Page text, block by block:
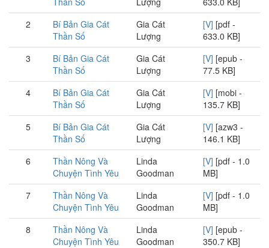
2
Bí Bản Gia Cát
Thần Số
Gia Cát
Lượng
[V] [pdf -
633.0 KB]
3
Bí Bản Gia Cát
Thần Số
Gia Cát
Lượng
[V] [epub -
77.5 KB]
4
Bí Bản Gia Cát
Thần Số
Gia Cát
Lượng
[V] [mobi -
135.7 KB]
5
Bí Bản Gia Cát
Thần Số
Gia Cát
Lượng
[V] [azw3 -
146.1 KB]
6
Thần Nông Và
Chuyện Tình Yêu
Linda
Goodman
[V] [pdf - 1.0
MB]
7
Thần Nông Và
Chuyện Tình Yêu
Linda
Goodman
[V] [pdf - 1.0
MB]
8
Thần Nông Và
Chuyện Tình Yêu
Linda
Goodman
[V] [epub -
350.7 KB]